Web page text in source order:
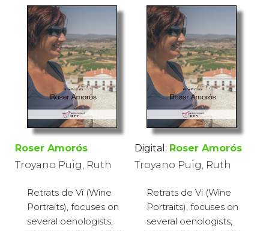
Roser Amorós
Troyano Puig, Ruth
Retrats de Vi (Wine
Portraits), focuses on
several oenologists,
Digital: Roser Amorós
Troyano Puig, Ruth
Retrats de Vi (Wine
Portraits), focuses on
several oenologists,